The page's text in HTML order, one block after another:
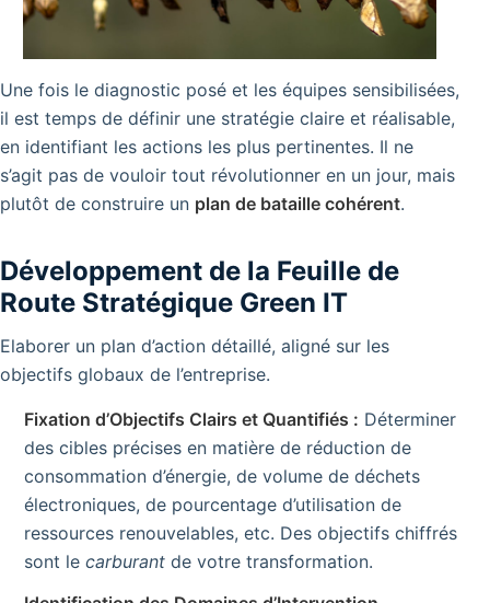
Une fois le diagnostic posé et les équipes sensibilisées,
il est temps de définir une stratégie claire et réalisable,
en identifiant les actions les plus pertinentes. Il ne
s’agit pas de vouloir tout révolutionner en un jour, mais
plutôt de construire un plan de bataille cohérent.
Développement de la Feuille de
Route Stratégique Green IT
Elaborer un plan d’action détaillé, aligné sur les
objectifs globaux de l’entreprise.
Fixation d’Objectifs Clairs et Quantifiés : Déterminer
des cibles précises en matière de réduction de
consommation d’énergie, de volume de déchets
électroniques, de pourcentage d’utilisation de
ressources renouvelables, etc. Des objectifs chiffrés
sont le carburant de votre transformation.